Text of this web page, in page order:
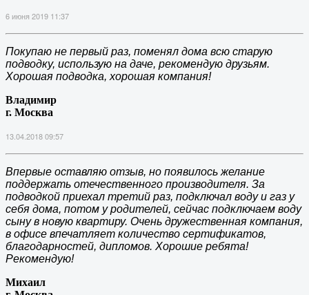
6 июня 2019 11:37
Покупаю не первый раз, поменял дома всю старую
подводку, использую на даче, рекомендую друзьям.
Хорошая подводка, хорошая компания!
Владимир
г. Москва
13.04.2018 09:57
Впервые оставляю отзыв, но появилось желание
поддержать отечественного производителя. За
подводкой приехал третий раз, подключал воду и газ у
себя дома, потом у родителей, сейчас подключаем воду
сыну в новую квартиру. Очень дружественная компания,
в офисе впечатляет количество сертификатов,
благодарностей, дипломов. Хорошие ребята!
Рекомендую!
Михаил